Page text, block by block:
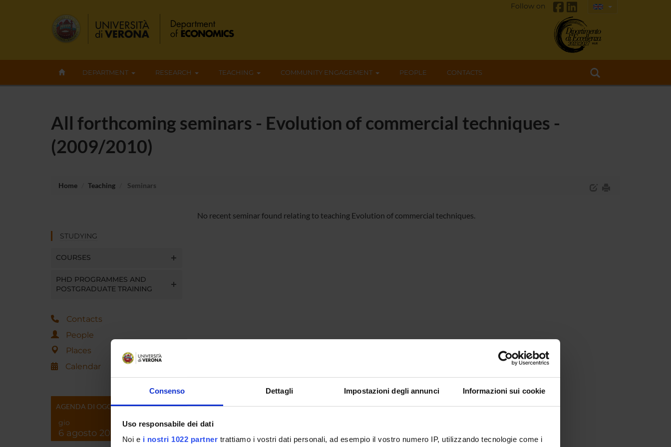
Consenso Dettagli Impostazioni degli annunci Informazioni sui cookie
Uso responsabile dei dati
Noi e i nostri 1022 partner trattiamo i vostri dati personali, ad esempio il vostro numero IP, utilizzando tecnologie come i
Follow on
DEPARTMENT RESEARCH TEACHING COMMUNITY ENGAGEMENT PEOPLE CONTACTS
All forthcoming seminars - Evolution of commercial techniques -
(2009/2010)
Home Teaching Seminars
STUDYING
COURSES
PHD PROGRAMMES AND
POSTGRADUATE TRAINING
Contacts
People
Places
Calendar
AGENDA DI OGGI
gio
6 agosto 2026
No recent seminar found relating to teaching Evolution of commercial techniques.